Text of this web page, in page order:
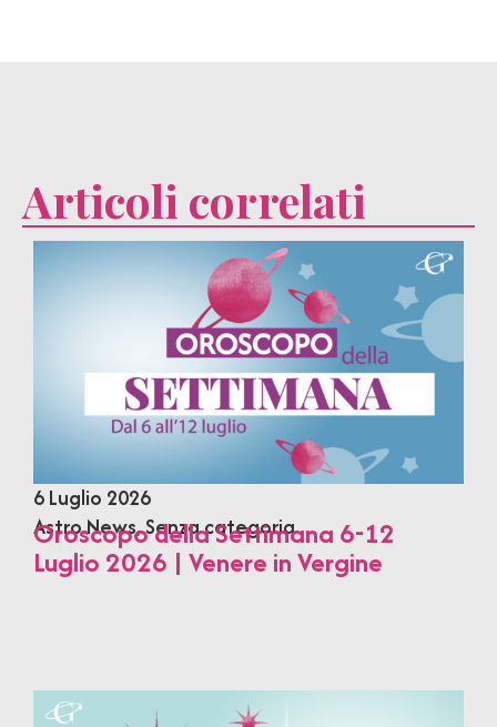
Articoli correlati
6 Luglio 2026
Astro News,Senza categoria
Oroscopo della Settimana 6-12
Luglio 2026 | Venere in Vergine